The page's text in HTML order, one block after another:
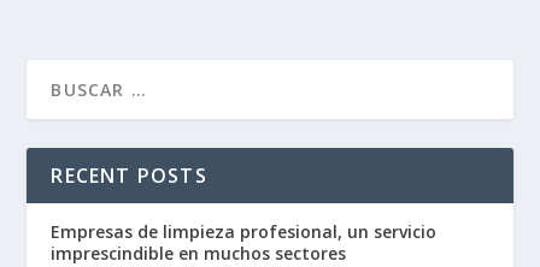
RECENT POSTS
Empresas de limpieza profesional, un servicio
imprescindible en muchos sectores